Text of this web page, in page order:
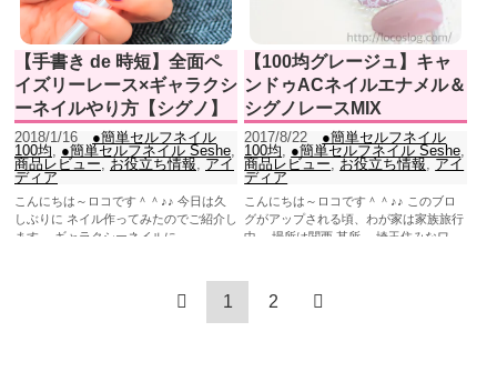
【手書き de 時短】全面ペ
イズリーレース×ギャラクシ
ーネイルやり方【シグノ】
2018/1/16
●簡単セルフネイル
100均, ●簡単セルフネイル Seshe,
商品レビュー, お役立ち情報, アイ
ディア
こんにちは～ロコです＾＾♪♪ 今日は久
しぶりに ネイル作ってみたのでご紹介し
ます。 ギャラクシーネイルに...
【100均グレージュ】キャ
ンドゥACネイルエナメル＆
シグノレースMIX
2017/8/22
●簡単セルフネイル
100均, ●簡単セルフネイル Seshe,
商品レビュー, お役立ち情報, アイ
ディア
こんにちは～ロコです＾＾♪♪ このブロ
グがアップされる頃、わが家は家族旅行
中。 場所は関西 某所。 埼玉住みなワ
1 2